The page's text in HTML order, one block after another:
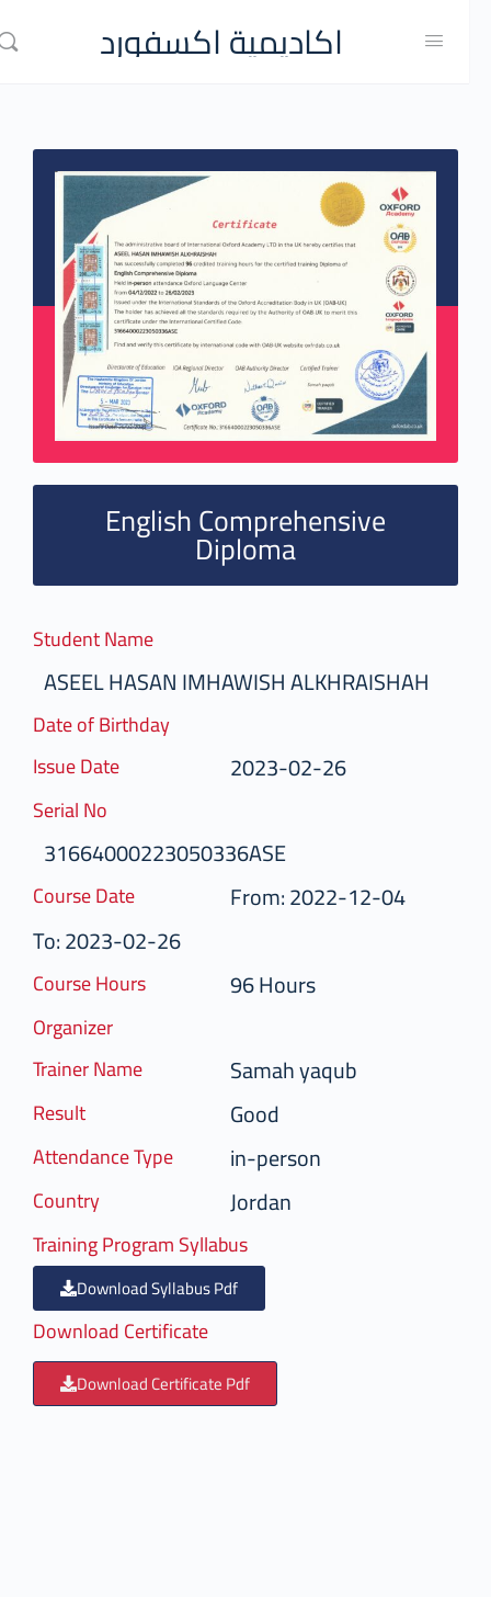
اكاديمية اكسفورد
English Comprehensive
Diploma
Student Name
ASEEL HASAN IMHAWISH ALKHRAISHAH
Date of Birthday
Issue Date
2023-02-26
Serial No
31664000223050336ASE
Course Date
From: 2022-12-04
To: 2023-02-26
Course Hours 96 Hours
Organizer
Trainer Name
Samah yaqub
Result Good
Attendance Type in-person
Country Jordan
Training Program Syllabus
Download Syllabus Pdf
Download Certificate
Download Certificate Pdf